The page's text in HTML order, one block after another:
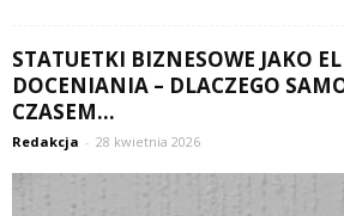
STATUETKI BIZNESOWE JAKO
DOCENIANIA – DLACZEGO
CZASEM...
Redakcja - 28 kwietnia 2026